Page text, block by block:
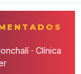
· Clínica